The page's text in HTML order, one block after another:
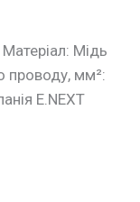
Мідь
проводу, мм²:
E.NEXT